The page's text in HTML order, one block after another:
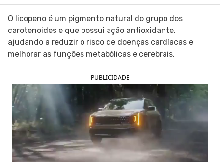
SIGA O TUA SAÚDE NAS REDES SOCIAIS
O licopeno é um pigmento natural do grupo dos
carotenoides e que possui ação antioxidante,
ajudando a reduzir o risco de doenças cardíacas e
melhorar as funções metabólicas e cerebrais.
PUBLICIDADE